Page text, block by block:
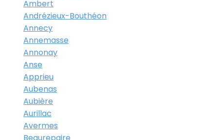
Ambert
Andrézieux-Bouthéon
Annecy
Annemasse
Annonay
Anse
Apprieu
Aubenas
Aubière
Aurillac
Avermes
Beaurepaire